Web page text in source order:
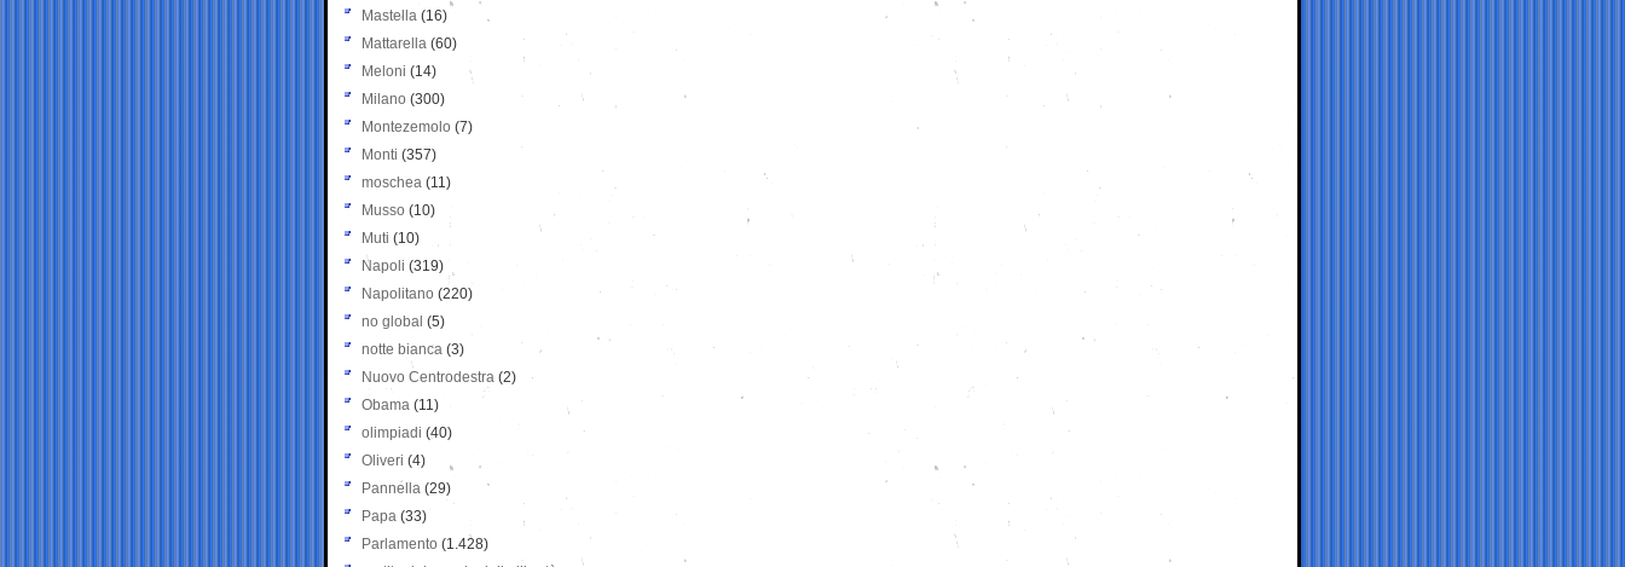
Mastella (16)
Mattarella (60)
Meloni (14)
Milano (300)
Montezemolo (7)
Monti (357)
moschea (11)
Musso (10)
Muti (10)
Napoli (319)
Napolitano (220)
no global (5)
notte bianca (3)
Nuovo Centrodestra (2)
Obama (11)
olimpiadi (40)
Oliveri (4)
Pannella (29)
Papa (33)
Parlamento (1.428)